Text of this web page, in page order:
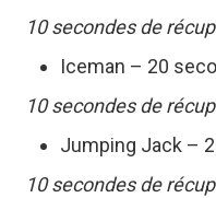
10 secondes de
Iceman – 20
10 secondes de
Jumping Jack –
10 secondes de